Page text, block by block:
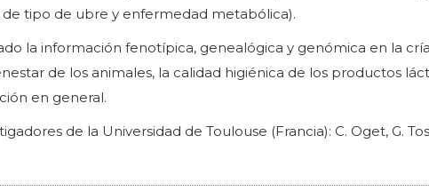
de tipo de ubre y enfermedad metabólica).
la información fenotípica, genealógica y genómica en la
de los animales, la calidad higiénica de los productos
en general.
de la Universidad de Toulouse (Francia): C. Oget, G.